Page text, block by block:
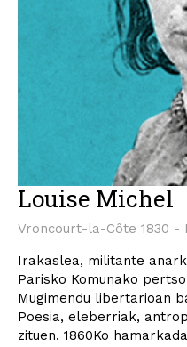
Louise Michel
Vroncourt-la-Côte 1830 -
Irakaslea, militante
Parisko Komunako
Mugimendu libertarioan
Poesia, eleberriak,
zituen. 1860Ko